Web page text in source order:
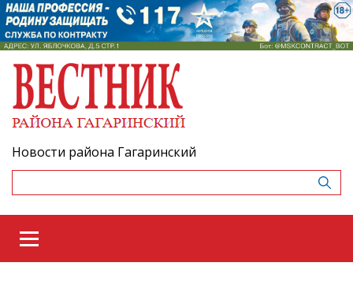
Новости района Гагаринский